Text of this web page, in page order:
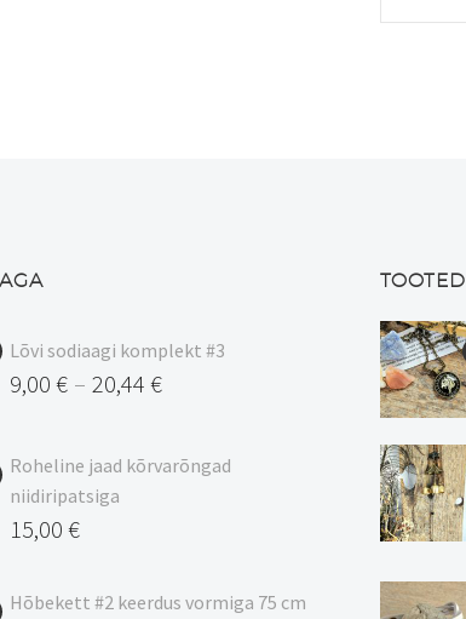
Lõvi sodiaagi komplekt #3
9,00 € – 20,44 €
9,00 €
kuni
20,44 €
Roheline jaad kõrvarõngad
niidiripatsiga
Algne
oli:
15,00 €
hind
Hõbekett #2 keerdus vormiga 75 cm
TOOTED